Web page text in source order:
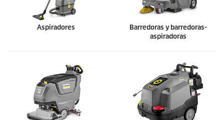
Aspiradores
Barredoras y barredoras-
aspiradoras